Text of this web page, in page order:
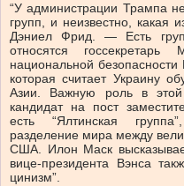
“У администрации Трампа
групп, и неизвестно, какая
Дэниел Фрид. — Есть
относятся
национальной
которая считает Украину
Азии. Важную роль в этой
кандидат на пост
есть “Ялтинская
разделение мира между
США. Илон Маск
вице-президента Вэнса
цинизм”.